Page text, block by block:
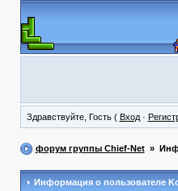
Здравствуйте, Гость ( Вход·
форум группы Chief-Net»
Информация о пользователе